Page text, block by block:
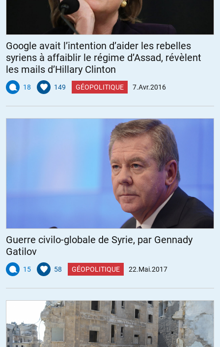
Google avait l’intention d’aider les rebelles
syriens à affaiblir le régime d’Assad, révèlent
les mails d’Hillary Clinton
18 149 GÉOPOLITIQUE 7.Avr.2016
Guerre civilo-globale de Syrie, par Gennady
Gatilov
15 58 GÉOPOLITIQUE 22.Mai.2017